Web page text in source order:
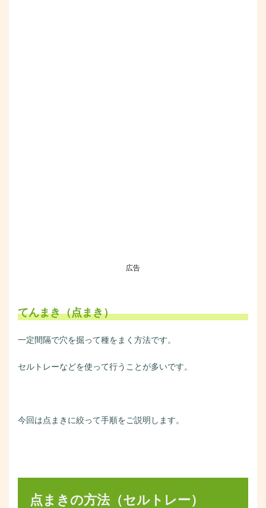
広告
てんまき（点まき）
一定間隔で穴を掘って種をまく方法です。
セルトレーなどを使って行うことが多いです。
今回は点まきに絞って手順をご説明します。
点まきの方法（セルトレー）